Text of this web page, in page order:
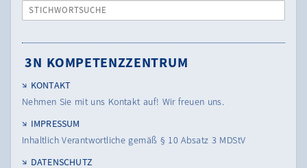
STICHWORTSUCHE
3N KOMPETENZZENTRUM
KONTAKT
Nehmen Sie mit uns Kontakt auf! Wir freuen uns.
IMPRESSUM
Inhaltlich Verantwortliche gemäß § 10 Absatz 3 MDStV
DATENSCHUTZ